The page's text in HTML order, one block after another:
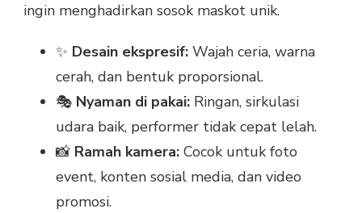
ingin menghadirkan sosok maskot unik.
✨ Desain ekspresif: Wajah ceria, warna
cerah, dan bentuk proporsional.
🎭 Nyaman di pakai: Ringan, sirkulasi
udara baik, performer tidak cepat lelah.
📸 Ramah kamera: Cocok untuk foto
event, konten sosial media, dan video
promosi.